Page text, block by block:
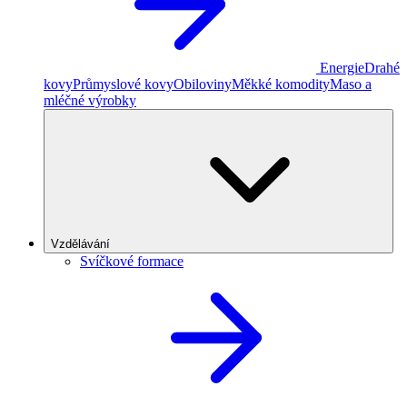
EnergieDrahé
kovyPrůmyslové kovyObilovinyMěkké komodityMaso a
mléčné výrobky
Vzdělávání
Svíčkové formace